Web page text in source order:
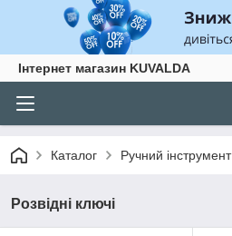
Інтернет магазин KUVALDA
Каталог Ручний інструмент
Розвідні ключі